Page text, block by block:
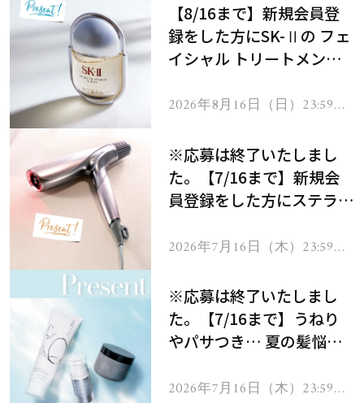
【8/16まで】新規会員登
録をした方にSK-Ⅱの フェ
イシャル トリートメント
2026年8月16日（日）23:59ま
※応募は終了いたしまし
た。【7/16まで】新規会
員登録をした方にステラボ
ヘアドライヤー ジュエル
2026年7月16日（木）23:59ま
※応募は終了いたしまし
た。【7/16まで】うねり
やパサつき… 夏の髪悩み
ムを13名様にプレゼン
2026年7月16日（木）23:59ま